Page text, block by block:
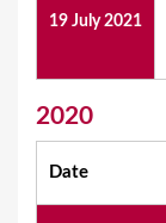
19 July 2021
2020
Date